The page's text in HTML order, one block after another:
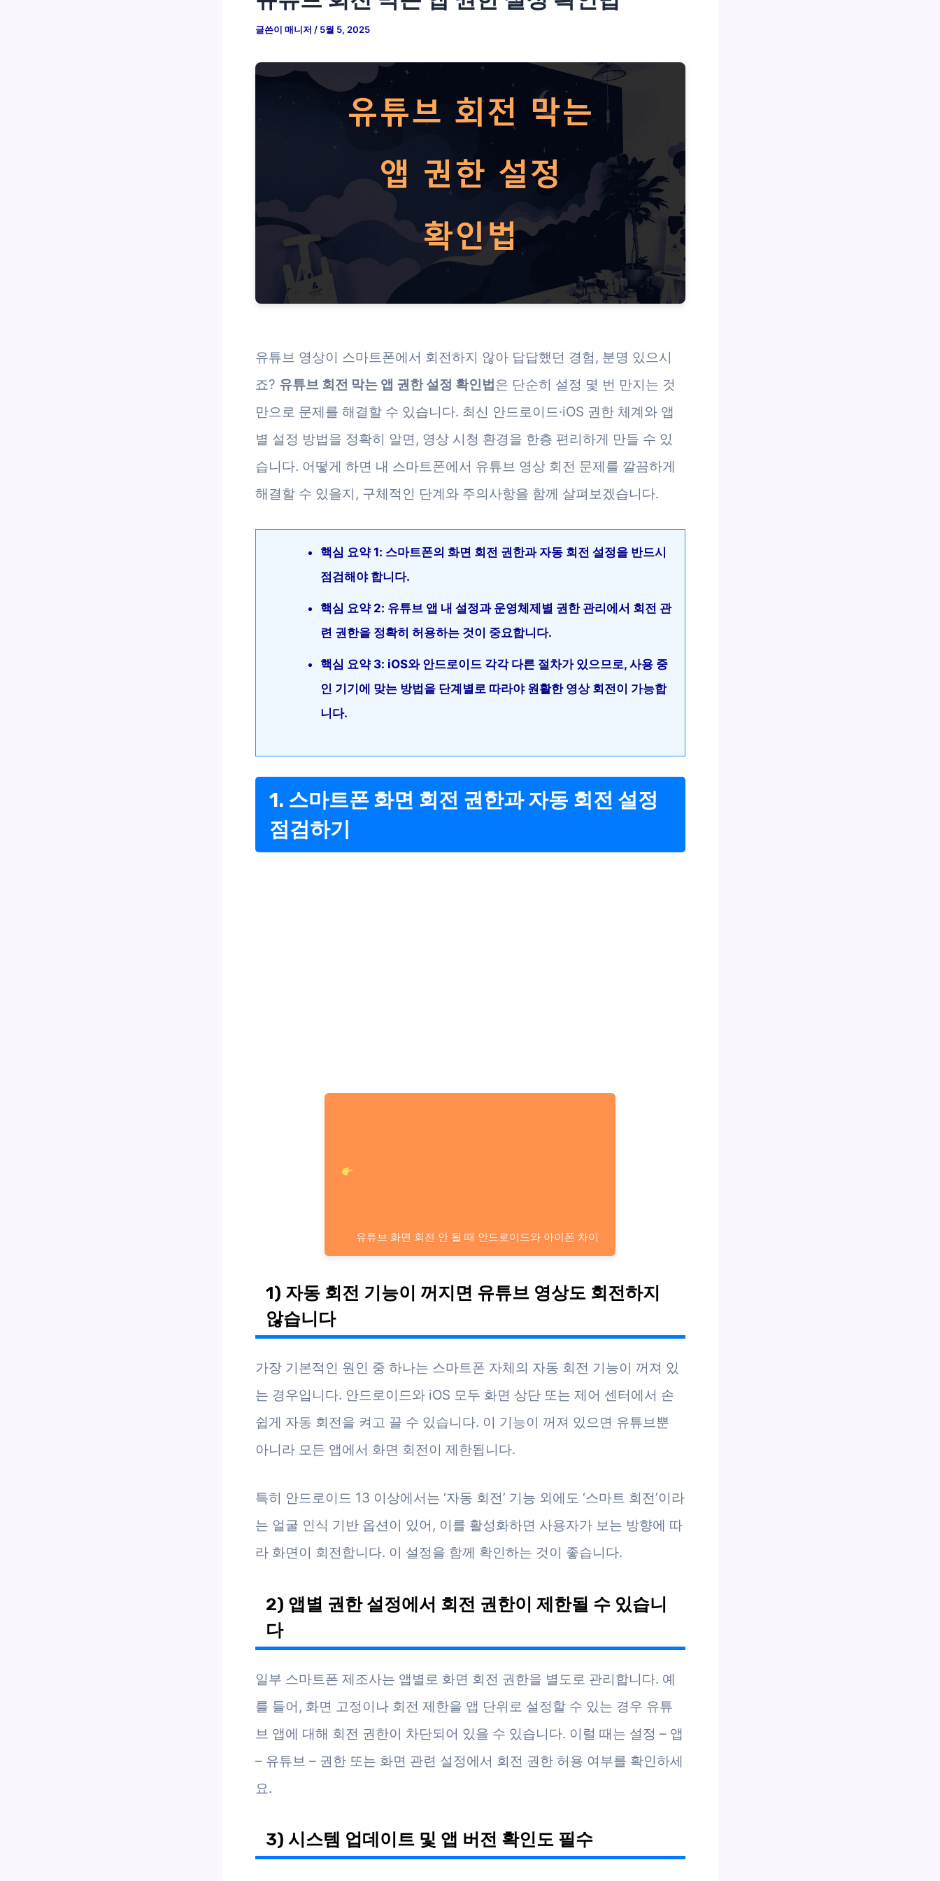
글쓴이 매니저 / 5월 5, 2025
유튜브 영상이 스마트폰에서 회전하지 않아 답답했던 경험, 분명 있으시
죠? 유튜브 회전 막는 앱 권한 설정 확인법 은 단순히 설정 몇 번 만지는 것
만으로 문제를 해결할 수 있습니다. 최신 안드로이드·iOS 권한 체계와 앱
별 설정 방법을 정확히 알면, 영상 시청 환경을 한층 편리하게 만들 수 있
습니다. 어떻게 하면 내 스마트폰에서 유튜브 영상 회전 문제를 깔끔하게
해결할 수 있을지, 구체적인 단계와 주의사항을 함께 살펴보겠습니다.
핵심 요약 1: 스마트폰의 화면 회전 권한과 자동 회전 설정을 반드시
점검해야 합니다.
핵심 요약 2: 유튜브 앱 내 설정과 운영체제별 권한 관리에서 회전 관
련 권한을 정확히 허용하는 것이 중요합니다.
핵심 요약 3: iOS와 안드로이드 각각 다른 절차가 있으므로, 사용 중
인 기기에 맞는 방법을 단계별로 따라야 원활한 영상 회전이 가능합
니다.
1. 스마트폰 화면 회전 권한과 자동 회전 설정
점검하기
유튜브 화면 회전 안 될 때 안드로이드와 아이폰 차이
1) 자동 회전 기능이 꺼지면 유튜브 영상도 회전하지
않습니다
가장 기본적인 원인 중 하나는 스마트폰 자체의 자동 회전 기능이 꺼져 있
는 경우입니다. 안드로이드와 iOS 모두 화면 상단 또는 제어 센터에서 손
쉽게 자동 회전을 켜고 끌 수 있습니다. 이 기능이 꺼져 있으면 유튜브뿐
아니라 모든 앱에서 화면 회전이 제한됩니다.
특히 안드로이드 13 이상에서는 ‘자동 회전’ 기능 외에도 ‘스마트 회전’이라
는 얼굴 인식 기반 옵션이 있어, 이를 활성화하면 사용자가 보는 방향에 따
라 화면이 회전합니다. 이 설정을 함께 확인하는 것이 좋습니다.
2) 앱별 권한 설정에서 회전 권한이 제한될 수 있습니
다
일부 스마트폰 제조사는 앱별로 화면 회전 권한을 별도로 관리합니다. 예
를 들어, 화면 고정이나 회전 제한을 앱 단위로 설정할 수 있는 경우 유튜
브 앱에 대해 회전 권한이 차단되어 있을 수 있습니다. 이럴 때는 설정 – 앱
– 유튜브 – 권한 또는 화면 관련 설정에서 회전 권한 허용 여부를 확인하세
요.
3) 시스템 업데이트 및 앱 버전 확인도 필수